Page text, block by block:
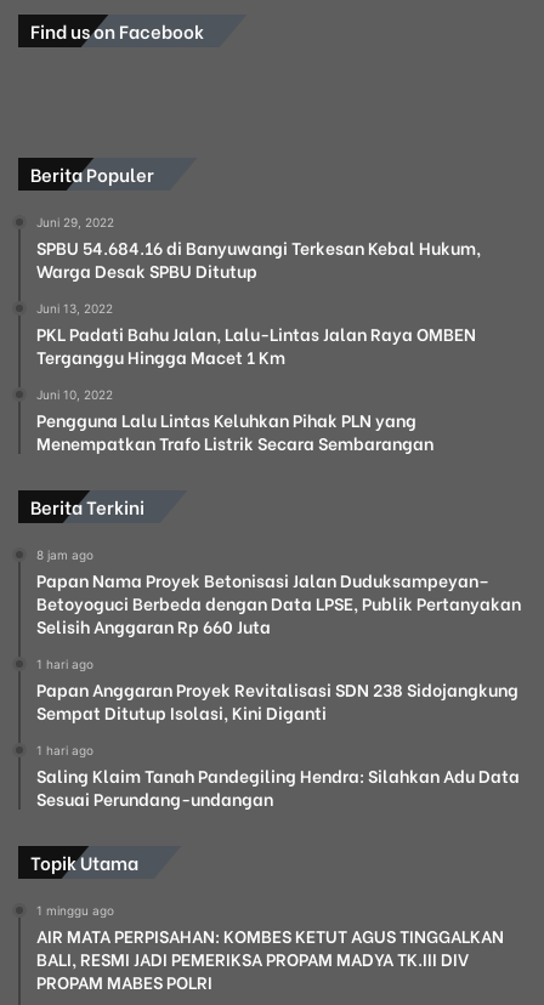
Find us on Facebook
Berita Populer
Juni 29, 2022
SPBU 54.684.16 di Banyuwangi Terkesan Kebal Hukum,
Warga Desak SPBU Ditutup
Juni 13, 2022
PKL Padati Bahu Jalan, Lalu-Lintas Jalan Raya OMBEN
Terganggu Hingga Macet 1 Km
Juni 10, 2022
Pengguna Lalu Lintas Keluhkan Pihak PLN yang
Menempatkan Trafo Listrik Secara Sembarangan
Berita Terkini
8 jam ago
Papan Nama Proyek Betonisasi Jalan Duduksampeyan–
Betoyoguci Berbeda dengan Data LPSE, Publik Pertanyakan
Selisih Anggaran Rp 660 Juta
1 hari ago
Papan Anggaran Proyek Revitalisasi SDN 238 Sidojangkung
Sempat Ditutup Isolasi, Kini Diganti
1 hari ago
Saling Klaim Tanah Pandegiling Hendra: Silahkan Adu Data
Sesuai Perundang-undangan
Topik Utama
1 minggu ago
AIR MATA PERPISAHAN: KOMBES KETUT AGUS TINGGALKAN
BALI, RESMI JADI PEMERIKSA PROPAM MADYA TK.III DIV
PROPAM MABES POLRI